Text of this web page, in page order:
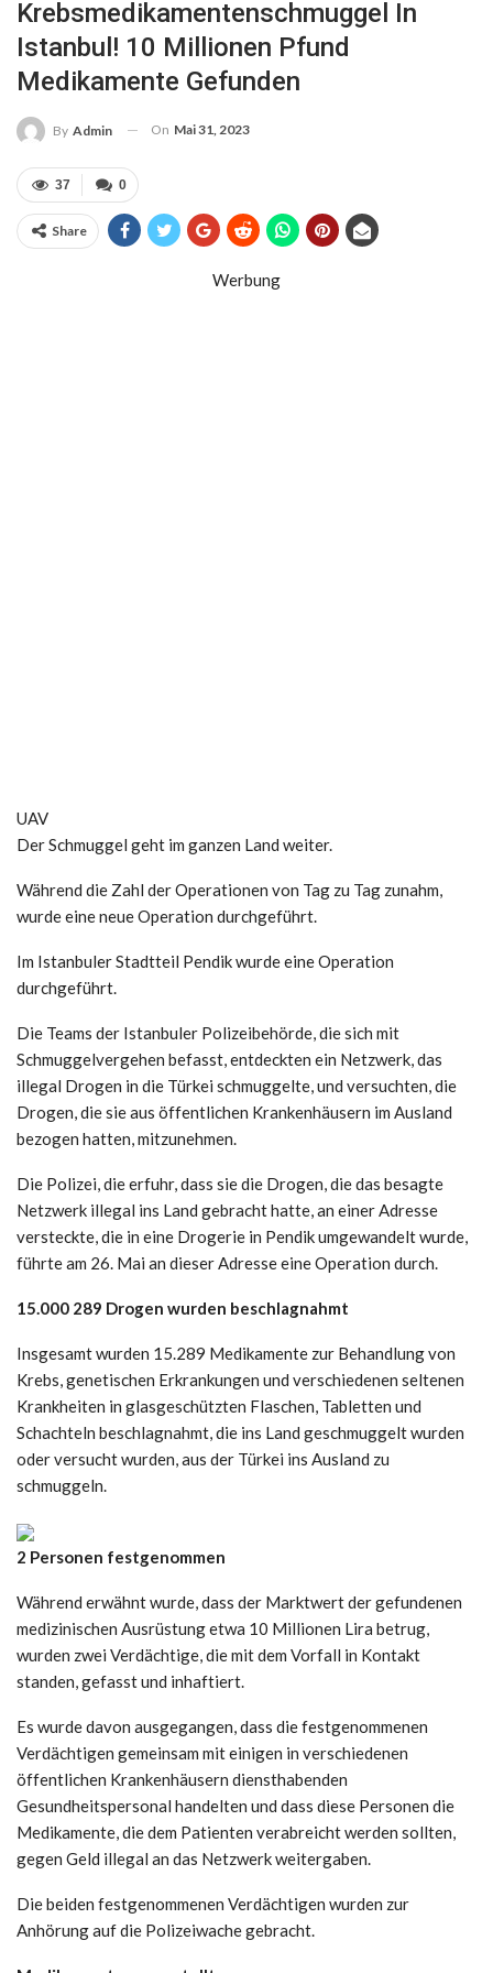
Krebsmedikamentenschmuggel In
Istanbul! 10 Millionen Pfund
Medikamente Gefunden
By Admin On Mai 31, 2023
0
37
Share
Werbung
UAV
Der Schmuggel geht im ganzen Land weiter.
Während die Zahl der Operationen von Tag zu Tag zunahm,
wurde eine neue Operation durchgeführt.
Im Istanbuler Stadtteil Pendik wurde eine Operation
durchgeführt.
Die Teams der Istanbuler Polizeibehörde, die sich mit
Schmuggelvergehen befasst, entdeckten ein Netzwerk, das
illegal Drogen in die Türkei schmuggelte, und versuchten, die
Drogen, die sie aus öffentlichen Krankenhäusern im Ausland
bezogen hatten, mitzunehmen.
Die Polizei, die erfuhr, dass sie die Drogen, die das besagte
Netzwerk illegal ins Land gebracht hatte, an einer Adresse
versteckte, die in eine Drogerie in Pendik umgewandelt wurde,
führte am 26. Mai an dieser Adresse eine Operation durch.
15.000 289 Drogen wurden beschlagnahmt
Insgesamt wurden 15.289 Medikamente zur Behandlung von
Krebs, genetischen Erkrankungen und verschiedenen seltenen
Krankheiten in glasgeschützten Flaschen, Tabletten und
Schachteln beschlagnahmt, die ins Land geschmuggelt wurden
oder versucht wurden, aus der Türkei ins Ausland zu
schmuggeln.
2 Personen festgenommen
Während erwähnt wurde, dass der Marktwert der gefundenen
medizinischen Ausrüstung etwa 10 Millionen Lira betrug,
wurden zwei Verdächtige, die mit dem Vorfall in Kontakt
standen, gefasst und inhaftiert.
Es wurde davon ausgegangen, dass die festgenommenen
Verdächtigen gemeinsam mit einigen in verschiedenen
öffentlichen Krankenhäusern diensthabenden
Gesundheitspersonal handelten und dass diese Personen die
Medikamente, die dem Patienten verabreicht werden sollten,
gegen Geld illegal an das Netzwerk weitergaben.
Die beiden festgenommenen Verdächtigen wurden zur
Anhörung auf die Polizeiwache gebracht.